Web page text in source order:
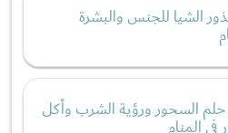
الشيا للجنس والبشرة
السحور ورؤية الشرب وأكل
المنام